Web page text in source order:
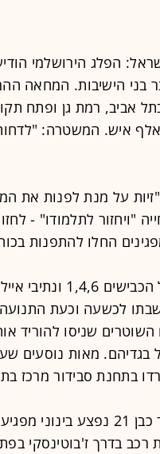
הפלג הירושלמי
בני הישיבות. המחאה
אביב, רמת גן ופתח
צור) אליהן צפויים להגיע כ-80 אלף איש.
על מנת לפנות את
"ויחזור לתלמודו" -
החלו להתפנות
לאחר כשעתיים של
לכשעה וכעת
שניסו להוריד
בגדיהם. מאות נוסעים
בתחנת סבידור מרכז
במהלך ההפגנה בכביש 1, צעיר
מפגיעת רכב בדרך